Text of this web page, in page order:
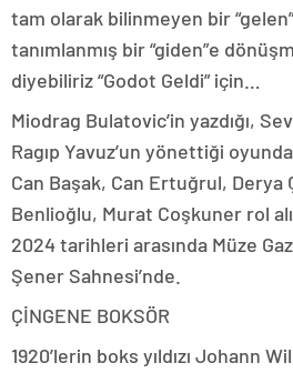
tam olarak bilinmeyen bir
tanımlanmış bir “giden”e
diyebiliriz “Godot Geldi” için…
Miodrag Bulatovic’in yazdığı,
Ragıp Yavuz’un yönettiği
Can Başak, Can Ertuğrul, Derya
Benlioğlu, Murat Coşkuner rol
2024 tarihleri arasında Müze
Şener Sahnesi’nde.
ÇİNGENE BOKSÖR
1920’lerin boks yıldızı Johann